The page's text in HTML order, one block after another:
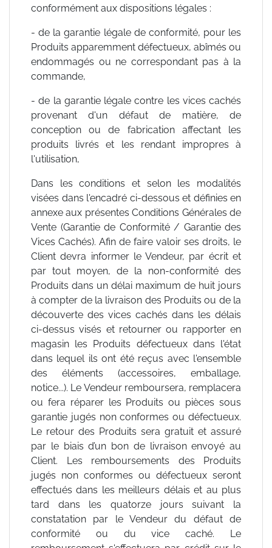
conformément aux dispositions légales :
- de la garantie légale de conformité, pour les
Produits apparemment défectueux, abîmés ou
endommagés ou ne correspondant pas à la
commande,
- de la garantie légale contre les vices cachés
provenant d'un défaut de matière, de
conception ou de fabrication affectant les
produits livrés et les rendant impropres à
l'utilisation,
Dans les conditions et selon les modalités
visées dans l'encadré ci-dessous et définies en
annexe aux présentes Conditions Générales de
Vente (Garantie de Conformité / Garantie des
Vices Cachés). Afin de faire valoir ses droits, le
Client devra informer le Vendeur, par écrit et
par tout moyen, de la non-conformité des
Produits dans un délai maximum de huit jours
à compter de la livraison des Produits ou de la
découverte des vices cachés dans les délais
ci-dessus visés et retourner ou rapporter en
magasin les Produits défectueux dans l'état
dans lequel ils ont été reçus avec l'ensemble
des éléments (accessoires, emballage,
notice...). Le Vendeur remboursera, remplacera
ou fera réparer les Produits ou pièces sous
garantie jugés non conformes ou défectueux.
Le retour des Produits sera gratuit et assuré
par le biais d’un bon de livraison envoyé au
Client. Les remboursements des Produits
jugés non conformes ou défectueux seront
effectués dans les meilleurs délais et au plus
tard dans les quatorze jours suivant la
constatation par le Vendeur du défaut de
conformité ou du vice caché. Le